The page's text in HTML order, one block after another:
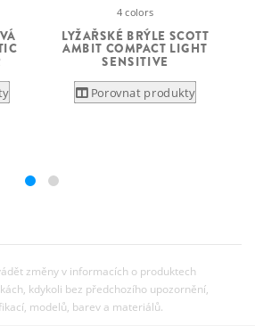
4 colors
LYŽAŘSKÉ BRÝLE SCOTT
AMBIT COMPACT LIGHT
SENSITIVE
Porovnat produkty
změny v informacích o produktech
kdykoli bez předchozího upozornění,
modelů, barev a materiálů.